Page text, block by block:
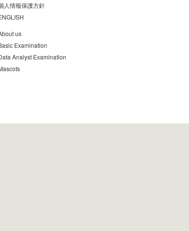
人情報保護方針
us
Examination
Analyst Examination